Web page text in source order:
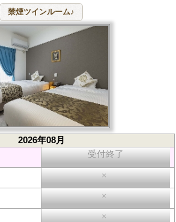
2026年08月
受付終了
×
×
×